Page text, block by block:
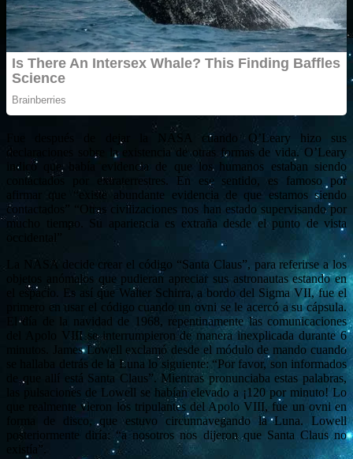
Fue después de dejar la NASA cuando O’Leary hizo sus
declaraciones sobre la existencia de otras formas de vida. O’Leary
indicó que había evidencia de que los humanos estaban siendo
contactados por extraterrestres. En ese sentido, es famoso por
afirmar que “existe abundante evidencia de que estamos siendo
contactados” “Otras civilizaciones nos han estado supervisando por
mucho tiempo. Su apariencia es extraña desde el punto de vista
La NASA decide crear el código “Santa Claus”, para referirse a los
objetos anómalos que pudieran apreciar sus astronautas estando en
el espacio. Es así que Walter Schirra, a bordo del Sigma VII, fue el
primero en usar el código cuando un ovni se le acercó a su cápsula.
El día de la navidad de 1968, repentinamente las comunicaciones
del Apolo VIII se interrumpieron de manera inexplicada durante 6
minutos. James Lowell exclamó desde el módulo de mando cuando
se hallaba detrás de la Luna lo siguiente: “Por favor, son informados
de que allí está Santa Claus”. Mientras pronunciaba estas palabras,
las pulsaciones de Lowell se habían elevado a ¡120 por minuto! Lo
que realmente vieron los tripulantes del Apolo VIII, fue un ovni en
forma de disco, que estuvo circunnavegando la Luna. Lowell
posteriormente diría: “a nosotros nos dijeron que Santa Claus no
existía”.